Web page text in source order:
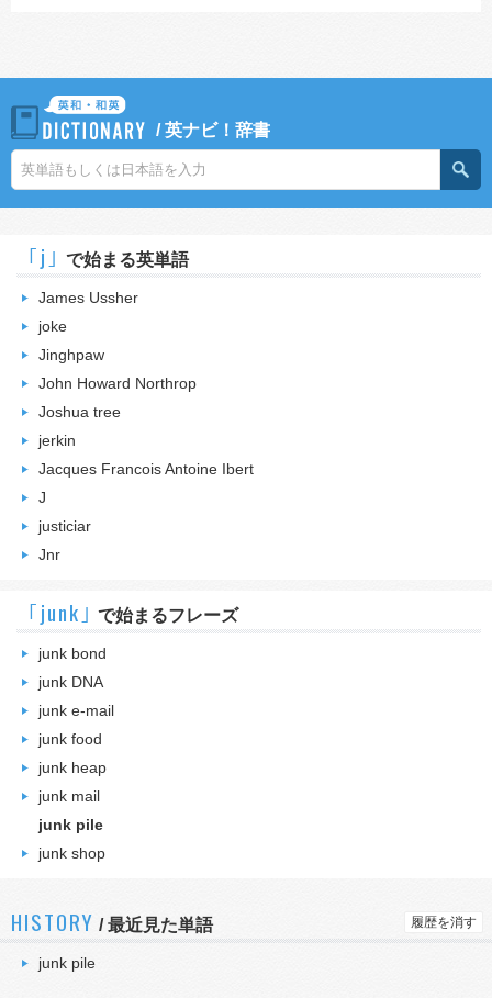
/英ナビ！辞書
｢j｣ で始まる英単語
James Ussher
joke
Jinghpaw
John Howard Northrop
Joshua tree
jerkin
Jacques Francois Antoine Ibert
J
justiciar
Jnr
｢junk｣ で始まるフレーズ
junk bond
junk DNA
junk e-mail
junk food
junk heap
junk mail
junk pile
junk shop
HISTORY /最近見た単語 履歴を消す
junk pile